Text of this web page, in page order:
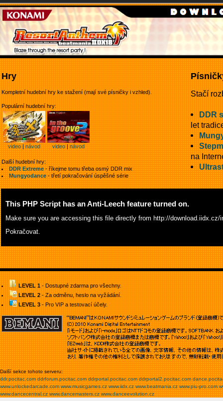
Hry
Kompletní hudební hry ke stažení (mají své písničky i vzhled).
Populární hudební hry:
video|návod video|návod
Další hudební hry:
DDR Extreme- říkejme tomu třeba osmý DDR mix
Mungyodance- třetí pokračování úspěšné série
Stačí
DDR
let
na
This PHP Script has an Anti-Leech feature turned on.
Make sure you are accessing this file directly from http://download.iidx.cz/
Pokračovat.
LEVEL 1- Dostupné zdarma pro všechny.
LEVEL 2- Za odměnu, heslo na vyžádání.
LEVEL 3- Pro VIP a testovací účely.
Další sekce tohoto serveru:
ddr.pocitac.com ddrforum.pocitac.com ddrportal.pocitac.com ddrportal2.pocitac.com
www.unlockedarcade.com www.musicgames.cz www.iidx.cz www.beatmania.cz www.piu-pro.com
www.dancecentral.cz www.dancemasters.cz www.danceevolution.cz